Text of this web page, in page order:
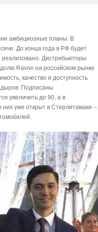
амбициозные планы. В
До конца года в РФ будет
реализовано. Дистрибьюторы
Ravon на российском рынке
качество и доступность
Подписаны
увеличить до 90, а в
уже открыт в Стерлитамаке –